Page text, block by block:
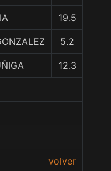
19.5
5.2
12.3
volver